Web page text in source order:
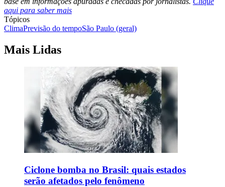
aqui para saber mais
Tópicos
ClimaPrevisão do tempoSão Paulo (geral)
Mais Lidas
Ciclone bomba no Brasil: quais estados
serão afetados pelo fenômeno